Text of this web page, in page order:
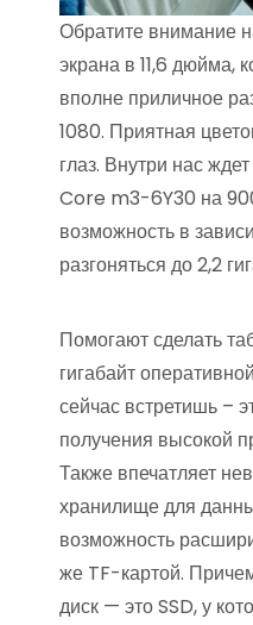
Обратите внимание
экрана в 11,6 дюйма,
вполне приличное
1080. Приятная
глаз. Внутри нас
Core m3-6Y30 на
возможность в
разгоняться до 2,2
Помогают сделать
гигабайт
сейчас встретишь –
получения высокой
Также впечатляет
хранилище для
возможность
же TF-картой.
диск — это SSD, у